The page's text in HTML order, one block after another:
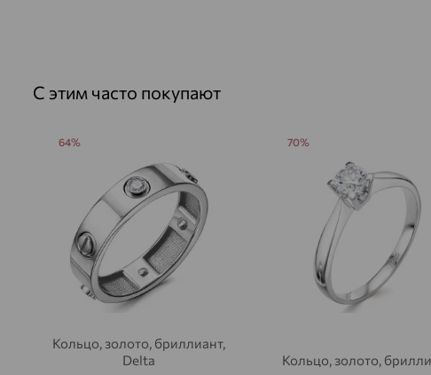
С этим часто покупают
Кольцо, золото, бриллиант,
Delta
64%
Кольцо, золото,
70%